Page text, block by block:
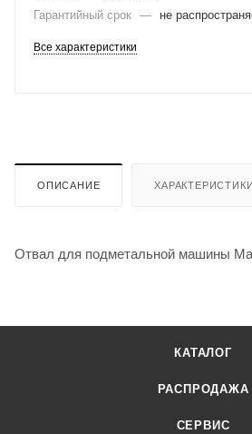
Гарантийный срок — не
Все характеристики
ОПИСАНИЕ ХАРАКТЕРИСТИКИ
Отвал для подметальной машины
КАТАЛОГ
РАСПРОДАЖА
СЕРВИС